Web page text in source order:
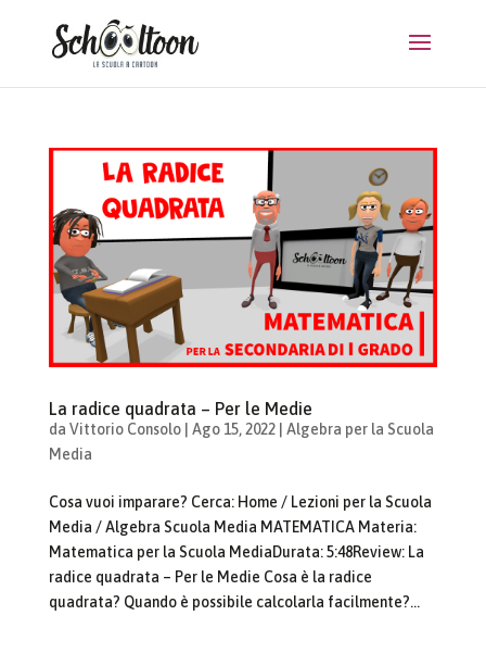
La radice quadrata – Per le Medie
da Vittorio Consolo| Ago 15, 2022| Algebra per la Scuola
Media
Cosa vuoi imparare? Cerca: Home / Lezioni per la Scuola
Media / Algebra Scuola Media MATEMATICA Materia:
Matematica per la Scuola MediaDurata: 5:48Review: La
radice quadrata – Per le Medie Cosa è la radice
quadrata? Quando è possibile calcolarla facilmente?...